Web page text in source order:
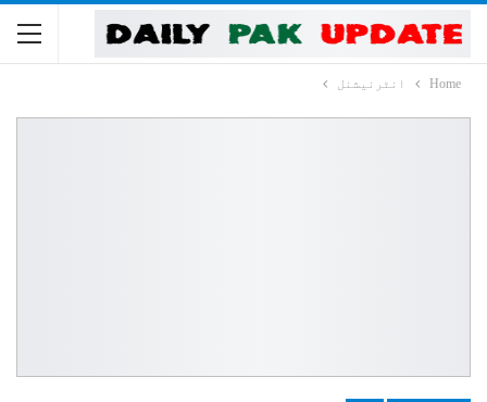
Home انٹرنیشنل